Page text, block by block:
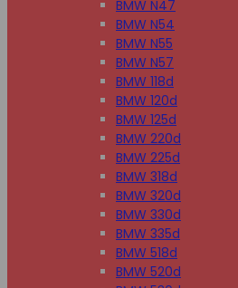
BMW N47
BMW N54
BMW N55
BMW N57
BMW 118d
BMW 120d
BMW 125d
BMW 220d
BMW 225d
BMW 318d
BMW 320d
BMW 330d
BMW 335d
BMW 518d
BMW 520d